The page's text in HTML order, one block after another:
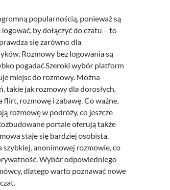
popularnością, ponieważ są
by dołączyć do czatu – to
się zarówno dla
Rozmowy bez logowania są
pogadać.Szeroki wybór platform
miejsc do rozmowy. Można
takie jak rozmowy dla dorosłych,
flirt, rozmowę i zabawę. Co ważne,
rozmowę w podróży, co jeszcze
portale oferują także
staje się bardziej osobista.
szybkiej, anonimowej rozmowie, co
Wybór odpowiedniego
dlatego warto poznawać nowe